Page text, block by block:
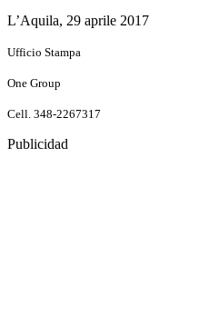
L’Aquila, 29 aprile 2017
Ufficio Stampa
One Group
Cell. 348-2267317
Publicidad